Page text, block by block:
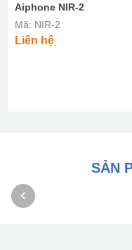
Aiphone NIR-2
Mã: NIR-2
Liên hệ
SẢN